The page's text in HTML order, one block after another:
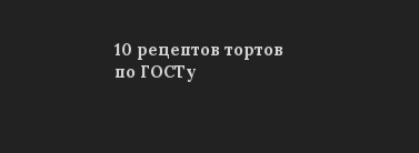
10 рецептов тортов
по ГОСТу